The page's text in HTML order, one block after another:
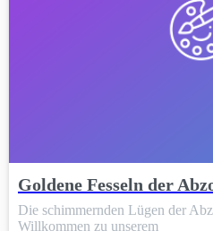
Goldene Fesseln der
Die schimmernden Lügen der
Willkommen zu unserem